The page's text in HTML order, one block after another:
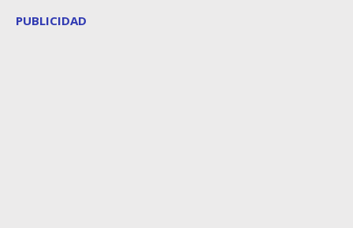
PUBLICIDAD